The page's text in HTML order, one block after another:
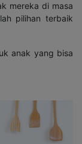
mereka di masa
pilihan terbaik
anak yang bisa